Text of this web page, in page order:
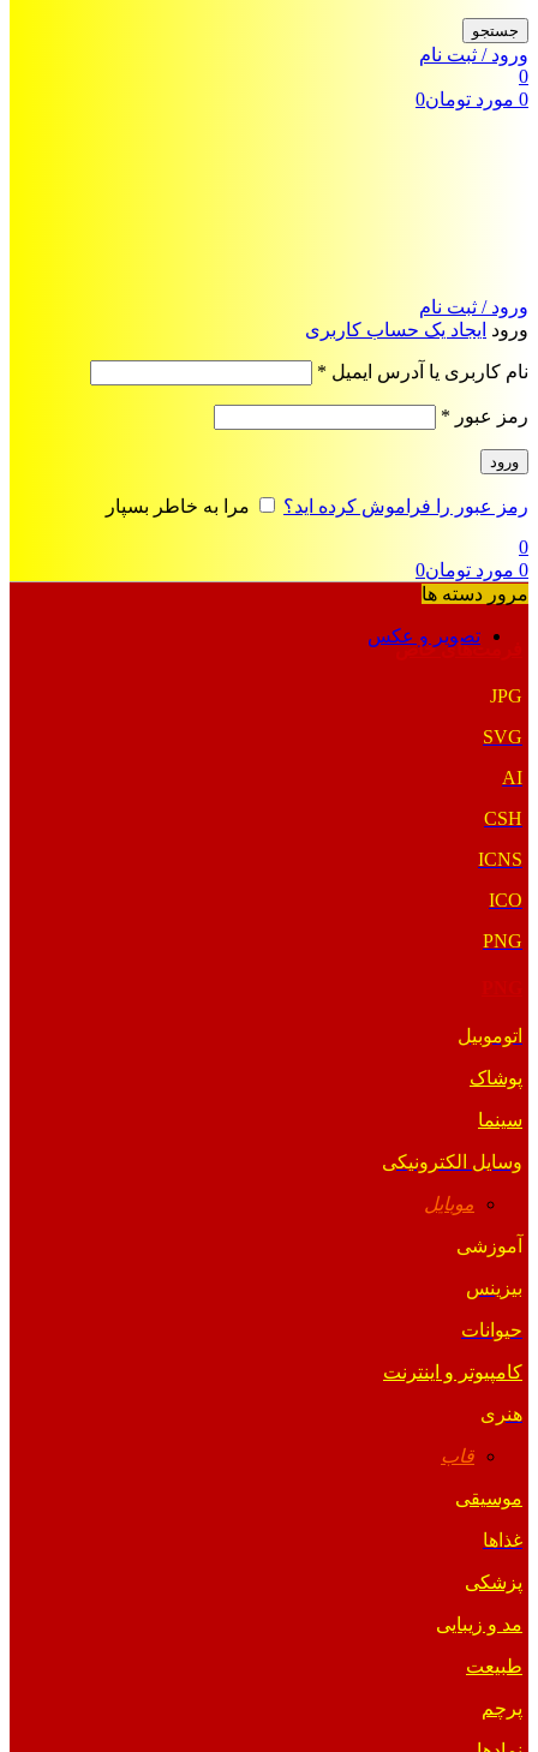
جستجو
ورود / ثبت نام
0
0 مورد تومان0
ورود / ثبت نام
ورود ایجاد یک حساب کاربری
نام کاربری یا آدرس ایمیل *
رمز عبور *
ورود
رمز عبور را فراموش کرده اید؟
مرا به خاطر بسپار
0
0 مورد تومان0
مرور دسته ها
تصویر و عکس
فرمت‌های خاص
JPG
SVG
AI
CSH
ICNS
ICO
PNG
اتوموبیل
پوشاک
سینما
وسایل الکترونیکی
موبایل
آموزشی
بیزینس
حیوانات
کامپیوتر و اینترنت
هنری
قاب
موسیقی
غذاها
پزشکی
مد و زیبایی
طبیعت
پرچم